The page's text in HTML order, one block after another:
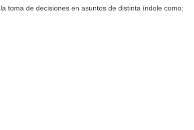
toma de decisiones en asuntos de distinta índole como: